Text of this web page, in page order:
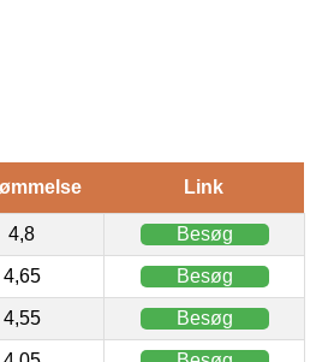
Link
4,8 Besøg
4,65 Besøg
4,55 Besøg